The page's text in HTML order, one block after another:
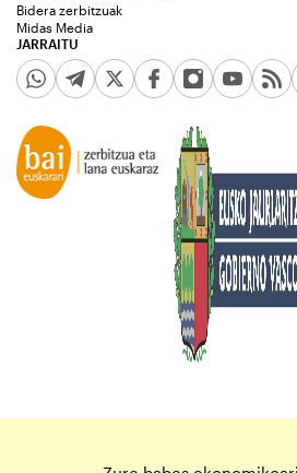
JARRAITU
Bidera zerbitzuak
Midas Media